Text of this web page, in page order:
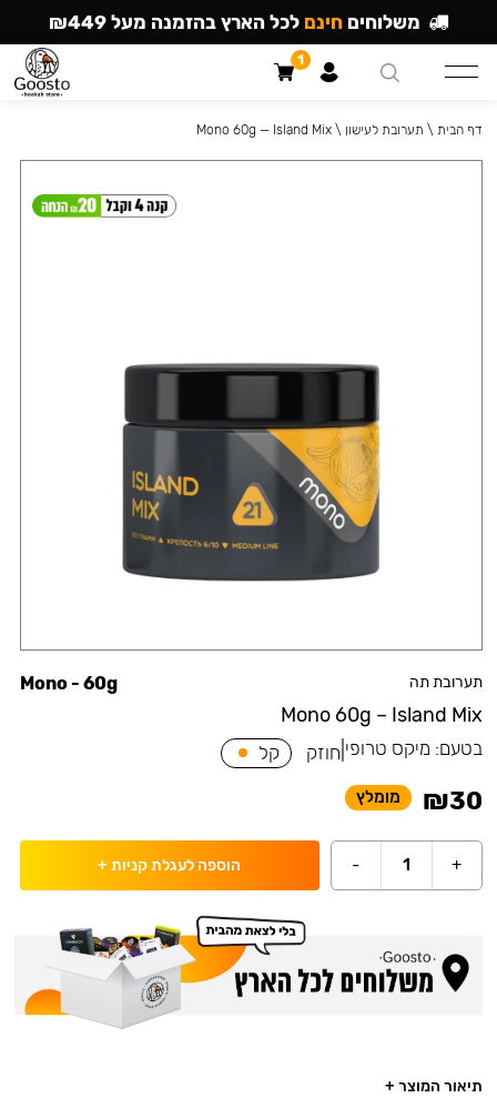
תערובת תה
Mono 60g – Island Mix
Mono - 60g
בטעם: מיקס טרופי חוזק קל
₪30 מומלץ
+
1
- הוספה לעגלת קניות +
דף הבית \ תערובת לעישון \
Mono 60g — Island Mix
תיאור המוצר +
משלוחים חינם לכל הארץ בהזמנה מעל ₪449
1